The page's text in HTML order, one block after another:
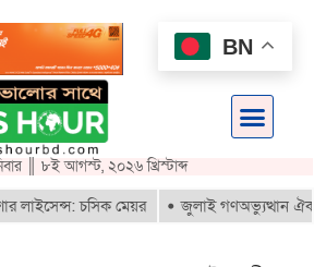
║ ৮ই আগস্ট, ২০২৬ খ্রিস্টাব্দ
চসিক মেয়র জুলাই গণঅভ্যুত্থান ঐক্যবদ্ধ
BN